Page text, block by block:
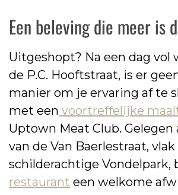
Een beleving die meer is
Uitgeshopt? Na een dag vol
de P.C. Hooftstraat, is er
manier om je ervaring af te
met een voortreffelijke
Uptown Meat Club. Gelegen
van de Van Baerlestraat,
schilderachtige Vondelpark,
restaurant een welkome